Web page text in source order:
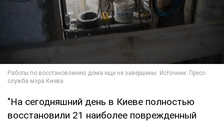
"На сегодняшний день в Киеве полностью
восстановили 21 наиболее поврежденный